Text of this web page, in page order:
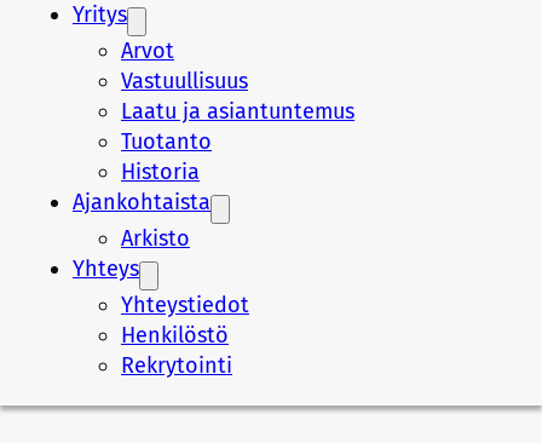
Yritys
Arvot
Vastuullisuus
Laatu ja asiantuntemus
Tuotanto
Historia
Ajankohtaista
Arkisto
Yhteys
Yhteystiedot
Henkilöstö
Rekrytointi